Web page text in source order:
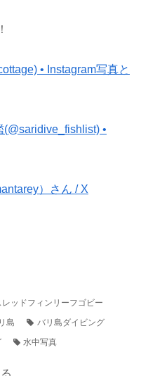
• Instagram写真と
•
）さん / X
レッドフィンリーフゴビー
島
バリ島ダイビング
水中写真